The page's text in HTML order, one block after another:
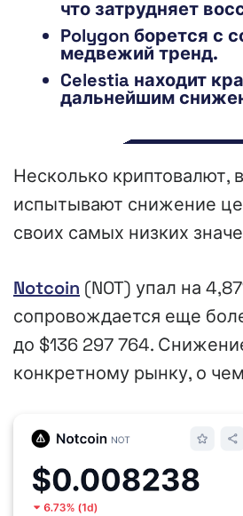
что затрудняет
Polygon борется с
медвежий тренд.
Celestia находит
дальнейшим
Несколько криптовалют,
испытывают снижение
своих самых низких
Notcoin (NOT) упал на
сопровождается еще
до $136 297 764.
конкретному рынку, о